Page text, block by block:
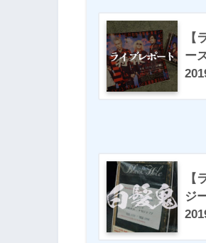
【
ー
【
ジ